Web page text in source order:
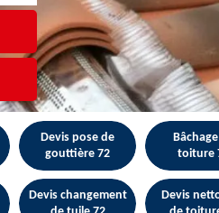
Devis pose de
gouttière 72
toiture
Devis changement
Devis